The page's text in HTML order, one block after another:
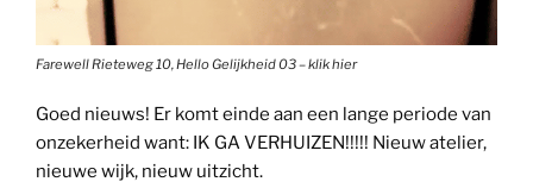
Farewell Rieteweg 10, Hello Gelijkheid 03 – klik hier
Goed nieuws! Er komt einde aan een lange periode van
onzekerheid want: IK GA VERHUIZEN!!!!! Nieuw atelier,
nieuwe wijk, nieuw uitzicht.